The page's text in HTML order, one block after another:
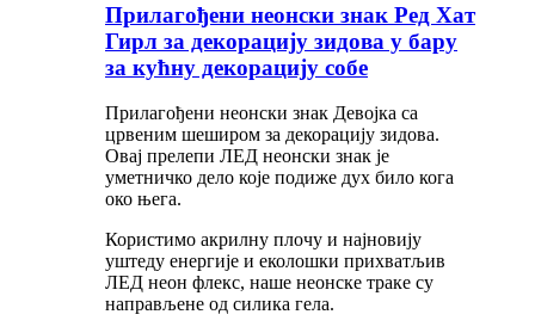
Прилагођени неонски знак Ред Хат
Гирл за декорацију зидова у бару
за кућну декорацију собе
Прилагођени неонски знак Девојка са
црвеним шеширом за декорацију зидова.
Овај прелепи ЛЕД неонски знак је
уметничко дело које подиже дух било кога
око њега.
Користимо акрилну плочу и најновију
уштеду енергије и еколошки прихватљив
ЛЕД неон флекс, наше неонске траке су
направљене од силика гела.